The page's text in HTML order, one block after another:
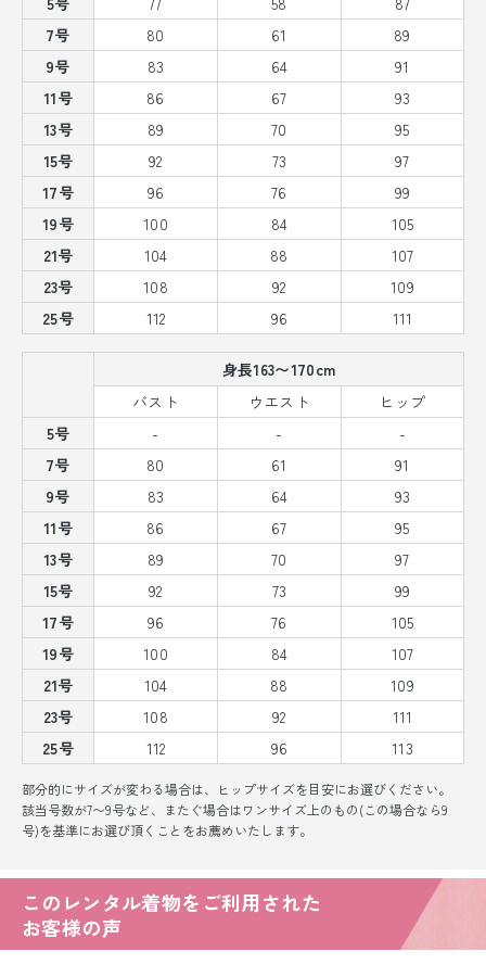
7号
80 61
89
9号
83 64
91
11号
86 67
93
13号
89 70
95
15号
92 73
97
17号
96 76
99
19号
100 84
105
21号
104 88
107
23号
108 92
109
25号
112 96 111
身長163〜170cm
バスト
ウエスト
ヒップ
5号
- -
-
7号
80 61
91
9号
83 64
93
11号
86 67
95
13号
89 70
97
15号
92 73
99
17号
96 76
105
19号
100 84
107
21号
104 88
109
23号
108 92
111
25号
112 96 113
部分的にサイズが変わる場合は、ヒップサイズを目安にお選びください。
該当号数が7〜9号など、またぐ場合はワンサイズ上のもの(この場合なら9
号)を基準にお選び頂くことをお薦めいたします。
このレンタル着物をご利用された
お客様の声